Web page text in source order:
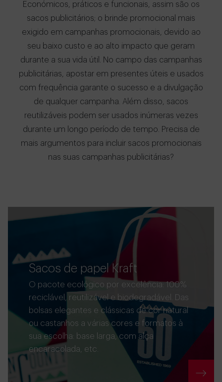
Económicos, práticos e funcionais, assim são os
sacos publicitários; o brinde promocional mais
exigido em campanhas promocionais, devido ao
seu baixo custo e ao alto impacto que geram
durante a sua vida útil. No campo das campanhas
publicitárias, apostar em presentes úteis e usados
com frequência garante o sucesso e a divulgação
de qualquer campanha. Além disso, sacos
reutilizáveis podem ser usados inúmeras vezes
durante um longo período de tempo. Precisa de
mais argumentos para incluir sacos promocionais
nas suas campanhas publicitárias?
Sacos de papel Kraft
O pacote ecológico por excelência: 100%
reciclável, reutilizável e biodegradável. Das
bolsas elegantes e clássicas de cor natural
ou castanhos a várias cores e formatos à
sua escolha: base larga, com alça
encaracolada, etc.